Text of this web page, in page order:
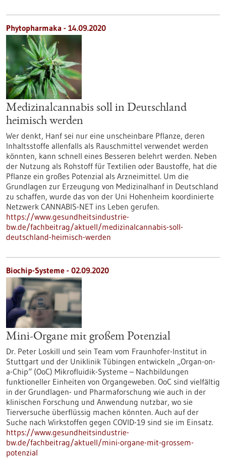
Phytopharmaka - 14.09.2020
Medizinalcannabis soll in Deutschland
heimisch werden
Wer denkt, Hanf sei nur eine unscheinbare Pflanze, deren
Inhaltsstoffe allenfalls als Rauschmittel verwendet werden
könnten, kann schnell eines Besseren belehrt werden. Neben
der Nutzung als Rohstoff für Textilien oder Baustoffe, hat die
Pflanze ein großes Potenzial als Arzneimittel. Um die
Grundlagen zur Erzeugung von Medizinalhanf in Deutschland
zu schaffen, wurde das von der Uni Hohenheim koordinierte
Netzwerk CANNABIS-NET ins Leben gerufen.
https://www.gesundheitsindustrie-
bw.de/fachbeitrag/aktuell/medizinalcannabis-soll-
deutschland-heimisch-werden
Biochip-Systeme - 02.09.2020
Mini-Organe mit großem Potenzial
Dr. Peter Loskill und sein Team vom Fraunhofer-Institut in
Stuttgart und der Uniklinik Tübingen entwickeln „Organ-on-
a-Chip“ (OoC) Mikrofluidik-Systeme – Nachbildungen
funktioneller Einheiten von Organgeweben. OoC sind vielfältig
in der Grundlagen- und Pharmaforschung wie auch in der
klinischen Forschung und Anwendung nutzbar, wo sie
Tierversuche überflüssig machen könnten. Auch auf der
Suche nach Wirkstoffen gegen COVID-19 sind sie im Einsatz.
https://www.gesundheitsindustrie-
bw.de/fachbeitrag/aktuell/mini-organe-mit-grossem-
potenzial